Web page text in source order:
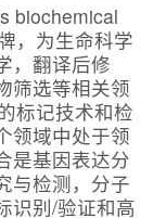
biochemical
，为生命科学
，翻译后修
筛选等相关领
标记技术和检
领域中处于领
是基因表达分
与检测，分子
识别/验证和高